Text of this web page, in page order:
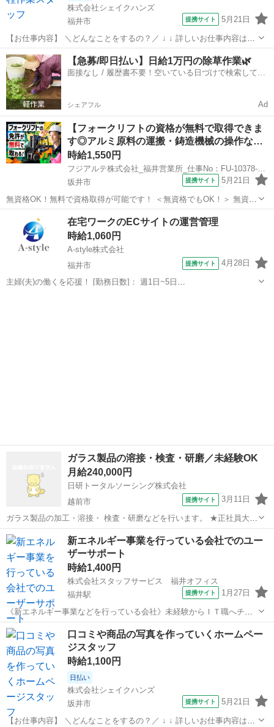
株式会社シェイクハンズ
福井市
提携サイト 5月21日
【お仕事内容】 ＼どんなことをするの？／ ↓ ↓ 詳しいお仕事内容はこ
ちら ↓ ↓ ・プラスチック包装用紙に印刷・加工をしている会社でのお
仕事です。 ・印刷するための準備工程がメインのお仕事をしていただ
きます。 ・ロール状...
福井 福井市 その他
【急募/即日払い】日給1万円の除草作業🌿
面接なし / 履歴書不要！空いている日づけで検索して即
シェアフル Ad
【フォークリフトの資格が無料で取得できま
す◎アルミ原料の運搬・鋳造機械の操作な…
時給1,550円
フジアルテ株式会社_福井営業所_仕事No：FU-10378-01-JP
坂井市
提携サイト 5月21日
無資格OK！無料で資格取得が可能です！ ＜無資格でもOK！＞ 無資格
の方もご安心ください！ ご入社後にフォークリフト・玉掛・天井クレ
ーンの資格を取得いただく場合がございますが、 資格取得にかかる費
用は無料です！ スキルアッ...
その他
在宅ワークのECサイトの運営管理
時給1,060円
A-style株式会社
福井市
提携サイト 4月28日
主婦(夫)の働くを応援！ [勤務日数]： 週1日~5日
ガラス製品の溶接・検査・研磨／未経験OK
月給240,000円
日研トータルソーシング株式会社
越前市
提携サイト 3月11日
ガラス製品の加工・溶接・ 検査・研磨などを行います。 ★正社員大募
集★当社の正社員として取引先企業で勤務するお仕事（無期雇用派
遣）になります。入寮者は寮費無料（規定有）のワンルーム寮をご用
意します！寮周辺にはスーパー・コン...
福井 越前市 その他
新エネルギー事業を行っている会社でのユー
ザーサポート
時給1,400円
株式会社スタッフサービス 福井オフィス
福井駅
提携サイト 1月27日
《新エネルギー事業などを行っている会社》未経験からＩＴ職へチャ
レンジ♪フォロー体制も整っているので安心です♪ 【お願いしたい
お仕事内容】▼社内システムやネットワークの管理▼ＰＣ・スマホや
ＩＴ機器のセットアップおよび管理...
福井 福井駅 その他
口コミや商品の写真を作っていくホームペー
ジスタッフ
時給1,100円
日払い
株式会社シェイクハンズ
坂井市
提携サイト 5月21日
【お仕事内容】 ＼どんなことをするの？／ ↓ ↓ 詳しいお仕事内容はこ